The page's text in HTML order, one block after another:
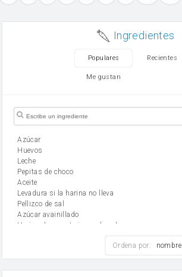
Ingredientes
Populares Recientes
Me gustan
Azúcar
huevos
leche
Pepitas de choco
aceite
Levadura si la harina no lleva
Pellizco de sal
Azúcar avainillado
Harina de reposteria con levadura
mantequilla
Ordena por: nombre